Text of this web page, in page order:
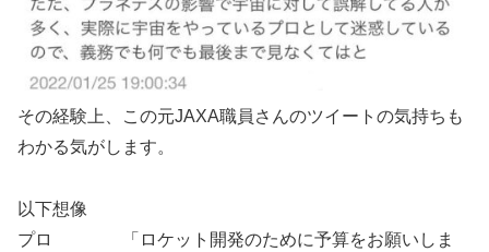
その経験上、この元JAXA職員さんのツイートの気持ちも
わかる気がします。
以下想像
プロ 「ロケット開発のために予算をお願いしま